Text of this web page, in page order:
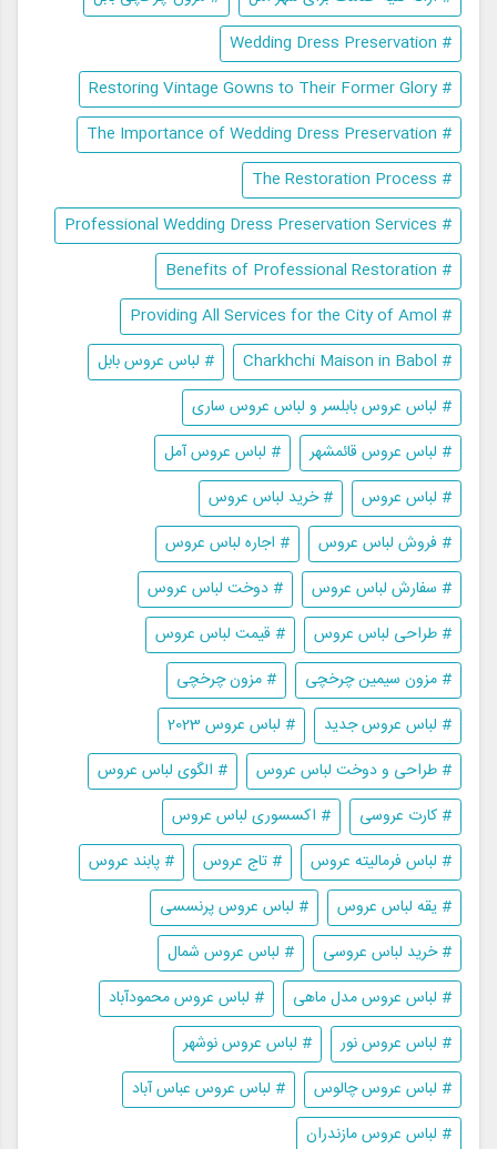
# Wedding Dress Preservation
# Restoring Vintage Gowns to Their Former Glory
# The Importance of Wedding Dress Preservation
# The Restoration Process
# Professional Wedding Dress Preservation Services
# Benefits of Professional Restoration
# Providing All Services for the City of Amol
# Charkhchi Maison in Babol
# لباس عروس بابل
# لباس عروس بابلسر و لباس عروس ساری
# لباس عروس قائمشهر
# لباس عروس آمل
# لباس عروس
# خرید لباس عروس
# فروش لباس عروس
# اجاره لباس عروس
# سفارش لباس عروس
# دوخت لباس عروس
# طراحی لباس عروس
# قیمت لباس عروس
# مزون سیمین چرخچی
# مزون چرخچی
# لباس عروس جدید
# لباس عروس 2023
# طراحی و دوخت لباس عروس
# الگوی لباس عروس
# کارت عروسی
# اکسسوری لباس عروس
# لباس فرمالیته عروس
# تاج عروس
# پابند عروس
# یقه لباس عروس
# لباس عروس پرنسسی
# خرید لباس عروسی
# لباس عروس شمال
# لباس عروس مدل ماهی
# لباس عروس محمودآباد
# لباس عروس نور
# لباس عروس نوشهر
# لباس عروس چالوس
# لباس عروس عباس آباد
# لباس عروس مازندران